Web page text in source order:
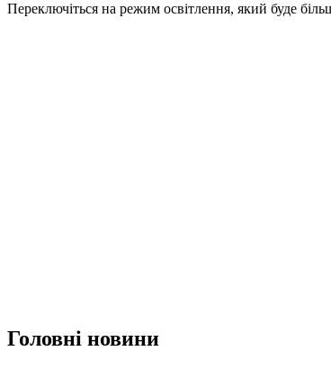
Переключіться на режим освітлення, який буде
Головні новини